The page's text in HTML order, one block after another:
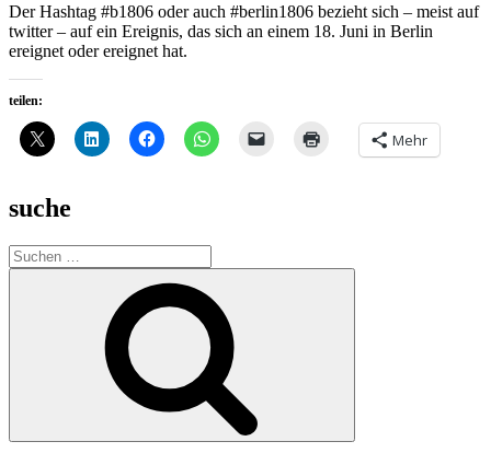
Der Hashtag #b1806 oder auch #berlin1806 bezieht sich – meist auf
twitter – auf ein Ereignis, das sich an einem 18. Juni in Berlin
ereignet oder ereignet hat.
teilen:
Mehr
suche
Suche
nach: